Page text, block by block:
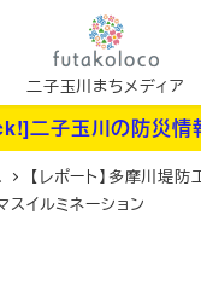
二子玉川まちメディア
二子玉川の防災情
【レポート】多摩川堤
スイルミネーション